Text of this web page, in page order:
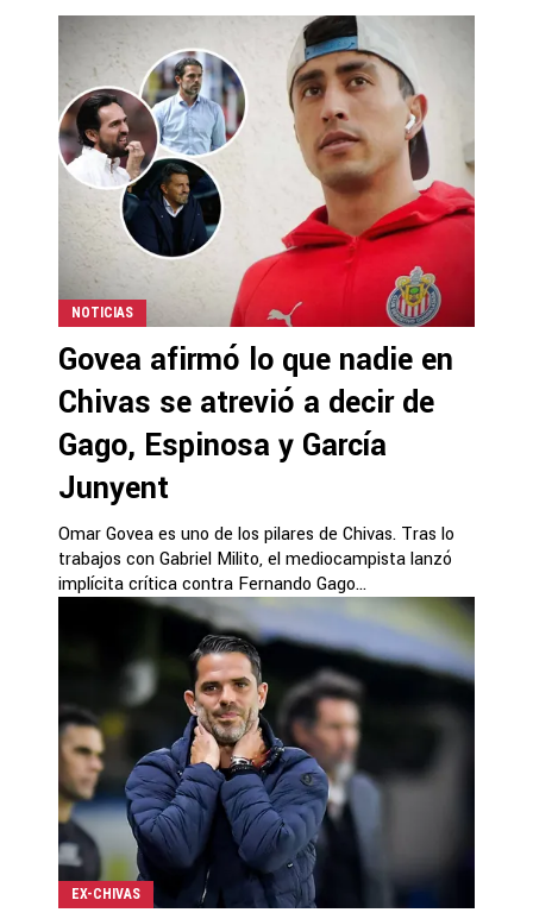
NOTICIAS
Govea afirmó lo que nadie en
Chivas se atrevió a decir de
Gago, Espinosa y García
Junyent
Omar Govea es uno de los pilares de Chivas. Tras lo
trabajos con Gabriel Milito, el mediocampista lanzó
implícita crítica contra Fernando Gago...
EX-CHIVAS